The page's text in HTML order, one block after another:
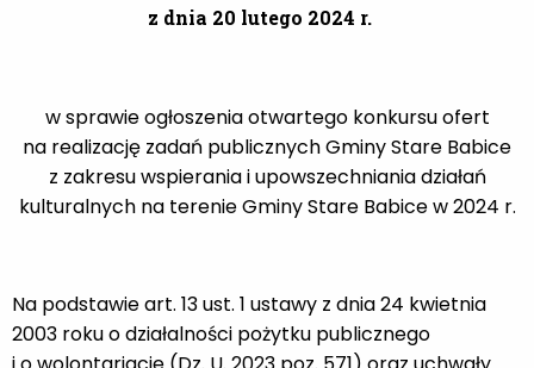
z dnia 20 lutego 2024 r.
w sprawie ogłoszenia otwartego konkursu ofert
na realizację zadań publicznych Gminy Stare Babice
z zakresu wspierania i upowszechniania działań
kulturalnych na terenie Gminy Stare Babice w 2024 r.
Na podstawie art. 13 ust. 1 ustawy z dnia 24 kwietnia
2003 roku o działalności pożytku publicznego